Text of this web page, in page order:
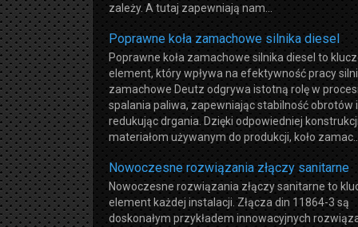
zależy. A tutaj zapewniają nam...
Poprawne koła zamachowe silnika diesel
Poprawne koła zamachowe silnika diesel to
element, który wpływa na efektywność pracy
zamachowe Deutz odgrywa istotną rolę w
spalania paliwa, zapewniając stabilność obrotów i
redukując drgania. Dzięki odpowiedniej
materiałom używanym do produkcji, koło
Nowoczesne rozwiązania złączy sanitarne
Nowoczesne rozwiązania złączy sanitarne to
element każdej instalacji. Złącza din 11864-3 są
doskonałym przykładem innowacyjnych